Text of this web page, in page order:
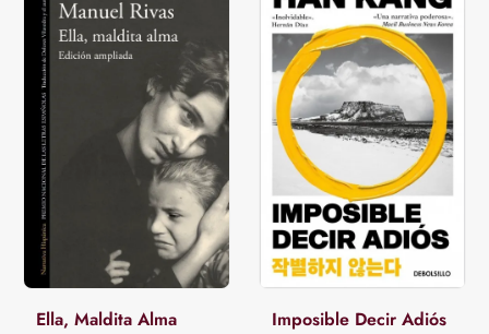
Ella, Maldita Alma Imposible Decir Adiós